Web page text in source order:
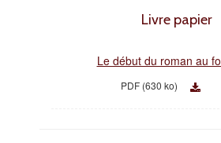
Livre papier
Le début du roman au
PDF (630 ko)